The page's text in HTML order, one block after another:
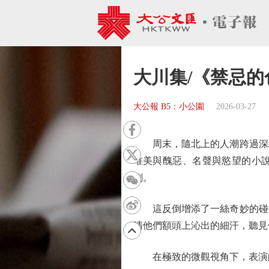
大川集/《禁忌
大公報 B5：小公園 2026-03-27
周末，隨北上的人潮跨過深圳
唯美與醜惡、名聲與慾望的小
劇。
這反倒增添了一絲奇妙的碰撞
清他們額頭上沁出的細汗，聽
在極致的微觀視角下，表演